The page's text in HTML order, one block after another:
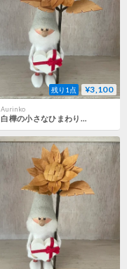
残り1点 ¥3,100
Aurinko
白樺の小さなひまわり④